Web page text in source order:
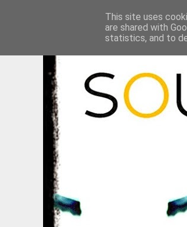
This site uses
are shared with
statistics, and to